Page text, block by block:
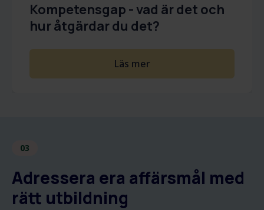
Kompetensgap - vad är det och
hur åtgärdar du det?
Läs mer
03
Adressera era affärsmål med
rätt utbildning